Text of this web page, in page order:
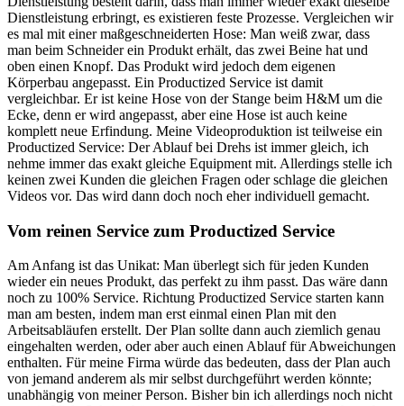
Dienstleistung erbringt, es existieren feste Prozesse. Vergleichen wir
es mal mit einer maßgeschneiderten Hose: Man weiß zwar, dass
man beim Schneider ein Produkt erhält, das zwei Beine hat und
oben einen Knopf. Das Produkt wird jedoch dem eigenen
Körperbau angepasst. Ein Productized Service ist damit
vergleichbar. Er ist keine Hose von der Stange beim H&M um die
Ecke, denn er wird angepasst, aber eine Hose ist auch keine
komplett neue Erfindung. Meine Videoproduktion ist teilweise ein
Productized Service: Der Ablauf bei Drehs ist immer gleich, ich
nehme immer das exakt gleiche Equipment mit. Allerdings stelle ich
keinen zwei Kunden die gleichen Fragen oder schlage die gleichen
Videos vor. Das wird dann doch noch eher individuell gemacht.
Vom reinen Service zum Productized Service
Am Anfang ist das Unikat: Man überlegt sich für jeden Kunden
wieder ein neues Produkt, das perfekt zu ihm passt. Das wäre dann
noch zu 100% Service. Richtung Productized Service starten kann
man am besten, indem man erst einmal einen Plan mit den
Arbeitsabläufen erstellt. Der Plan sollte dann auch ziemlich genau
eingehalten werden, oder aber auch einen Ablauf für Abweichungen
enthalten. Für meine Firma würde das bedeuten, dass der Plan auch
von jemand anderem als mir selbst durchgeführt werden könnte;
unabhängig von meiner Person. Bisher bin ich allerdings noch nicht